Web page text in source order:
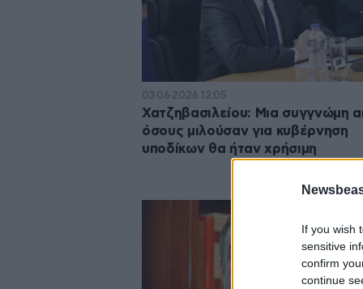
If you wish
sensitive
confirm
continue
03·06·2026 12:05
Χατζηβασιλείου: Μια συγγνώμη
όσους μιλούσαν για κυβέρνηση
υποδίκων θα ήταν χρήσιμη